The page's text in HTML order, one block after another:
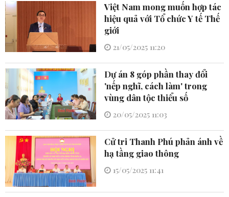
Việt Nam mong muốn hợp tác
hiệu quả với Tổ chức Y tế Thế
giới
21/05/2025 11:20
Dự án 8 góp phần thay đổi
'nếp nghĩ, cách làm' trong
vùng dân tộc thiểu số
20/05/2025 11:03
Cử tri Thanh Phú phản ánh về
hạ tầng giao thông
15/05/2025 11:41